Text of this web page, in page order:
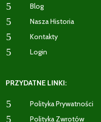
5 Blog
5 Nasza Historia
5 Kontakty
5 Login
PRZYDATNE LINKI:
5 Polityka Prywatności
5 Polityka Zwrotów